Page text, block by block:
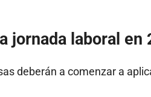
jornada laboral en
deberán a comenzar a